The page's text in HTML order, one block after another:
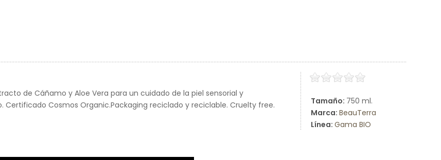
Tamaño: 750 ml.
Marca: BeauTerra
Línea: Gama BIO
de Cáñamo y Aloe Vera para un cuidado de la piel sensorial y
Certificado Cosmos Organic.Packaging reciclado y reciclable. Cruelty free.